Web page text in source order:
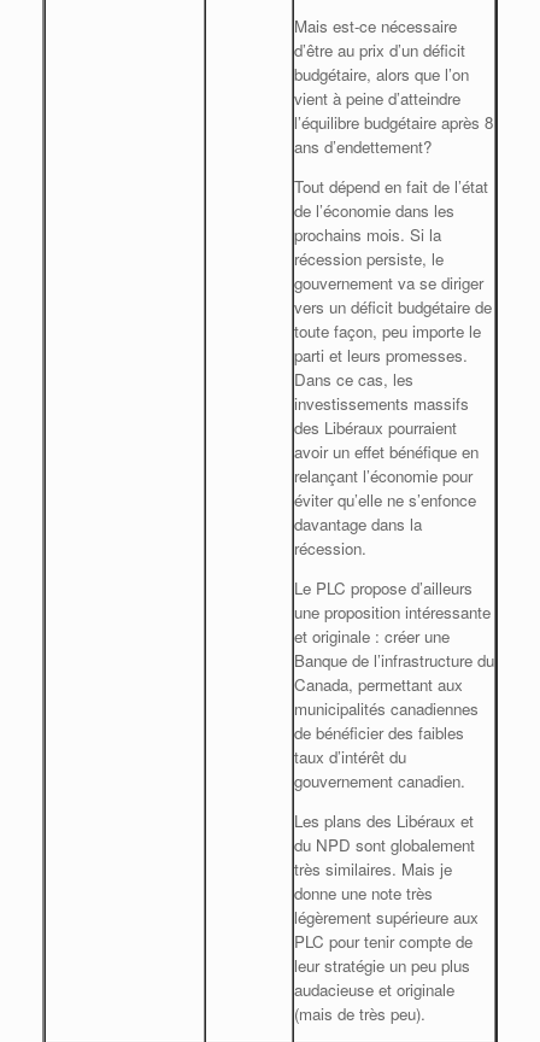
Mais est-ce nécessaire
d’être au prix d’un déficit
budgétaire, alors que l’on
vient à peine d’atteindre
l’équilibre budgétaire après 8
ans d’endettement?
Tout dépend en fait de l’état
de l’économie dans les
prochains mois. Si la
récession persiste, le
gouvernement va se diriger
vers un déficit budgétaire de
toute façon, peu importe le
parti et leurs promesses.
Dans ce cas, les
investissements massifs
des Libéraux pourraient
avoir un effet bénéfique en
relançant l’économie pour
éviter qu’elle ne s’enfonce
davantage dans la
récession.
Le PLC propose d’ailleurs
une proposition intéressante
et originale : créer une
Banque de l’infrastructure du
Canada, permettant aux
municipalités canadiennes
de bénéficier des faibles
taux d’intérêt du
gouvernement canadien.
Les plans des Libéraux et
du NPD sont globalement
très similaires. Mais je
donne une note très
légèrement supérieure aux
PLC pour tenir compte de
leur stratégie un peu plus
audacieuse et originale
(mais de très peu).